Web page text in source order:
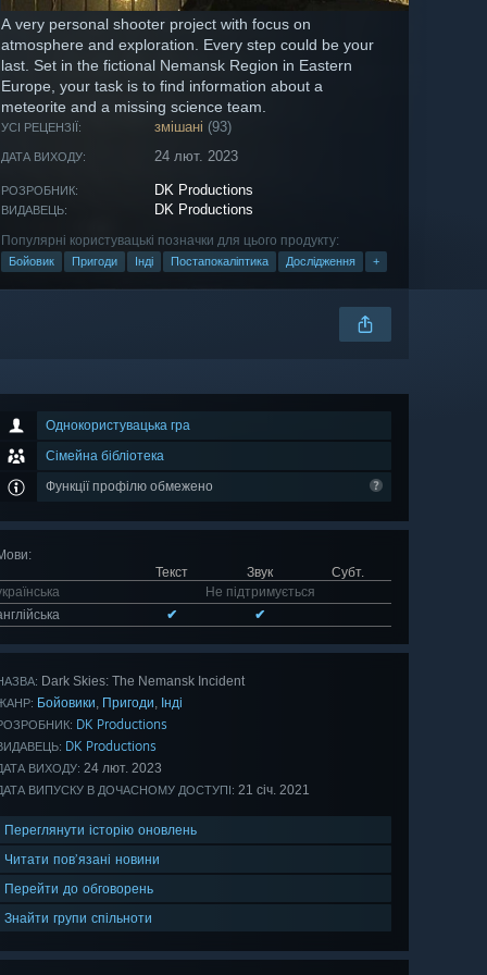
A very personal shooter project with focus on
atmosphere and exploration. Every step could be your
last. Set in the fictional Nemansk Region in Eastern
Europe, your task is to find information about a
meteorite and a missing science team.
УСІ РЕЦЕНЗІЇ: змішані (93)
ДАТА ВИХОДУ: 24 лют. 2023
РОЗРОБНИК: DK Productions
ВИДАВЕЦЬ: DK Productions
Популярні користувацькі позначки для цього продукту:
Бойовик Пригоди Інді Постапокаліптика Дослідження +
Однокористувацька гра
Сімейна бібліотека
Функції профілю обмежено
:
Текст
Звук
Субт.
Не підтримується
✔ ✔
Dark Skies: The Nemansk Incident
Бойовики, Пригоди, Інді
DK Productions
DK Productions
ВИХОДУ: 24 лют. 2023
ВИПУСКУ В ДОЧАСНОМУ ДОСТУПІ: 21 січ. 2021
Переглянути історію оновлень
Читати пов’язані новини
Перейти до обговорень
Знайти групи спільноти